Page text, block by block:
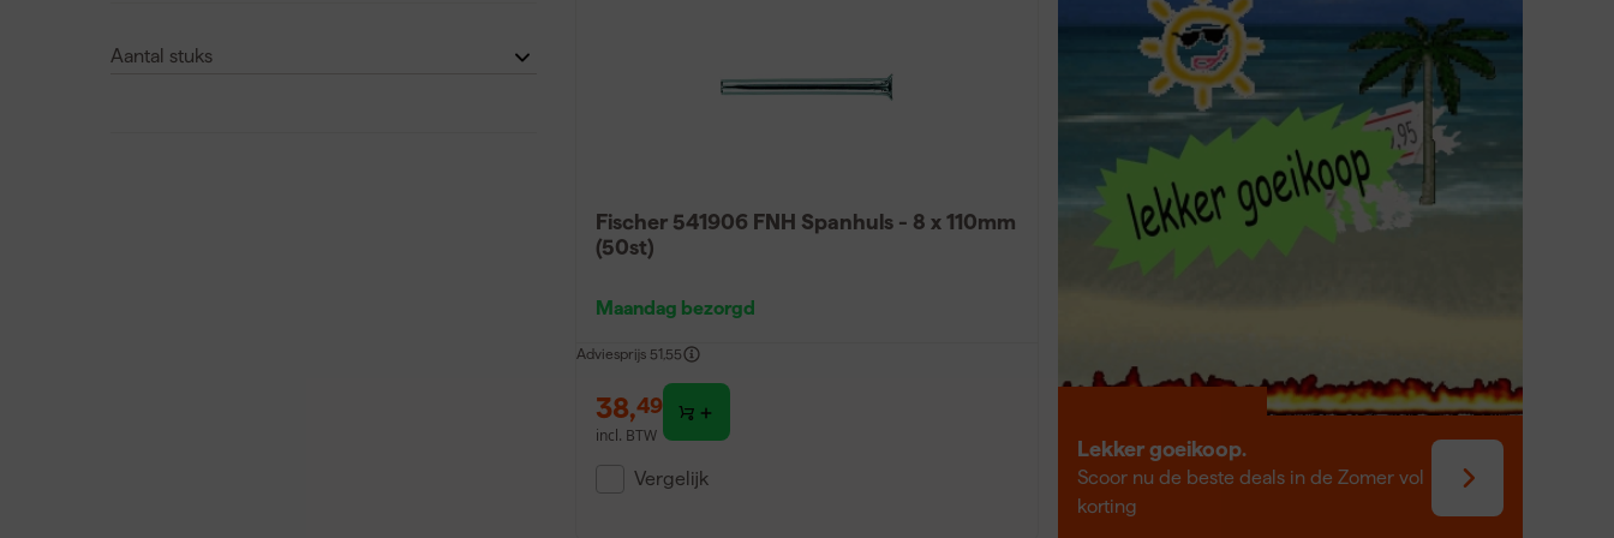
Aantal stuks
Spanhulzen zijn onmisbaar in constructies waarbij kabels spanning moeten houden, zoals hekwerken,
trapleuningen en kabelgeleidingen. Dankzij hun eenvoudige maar robuuste ontwerp zijn ze betrouwbaar en
snel te monteren, wat essentieel is voor professioneel werk op de bouwplaats.
Hoe pas je spanhulzen toe?
Spanhulzen worden toegepast door de kabel door de huls te steken en vervolgens met een pers- of
raakt of slippen kan. Het is belangrijk de juiste maat spanhuls te kiezen die past bij de diameter van de kabel.
zware belastingen. Dit maakt spanhulzen ideaal voor toepassingen in hekwerken, bruggen, gevelconstructies
en andere projecten waar veiligheid en duurzaamheid voorop staan.
Lekker goeikoop.
Scoor nu de beste deals in de Zomer vol
korting
Fischer 541906 FNH Spanhuls - 8 x 110mm
(50st)
Maandag bezorgd
Adviesprijs 51,55
38,49
incl. BTW
Vergelijk